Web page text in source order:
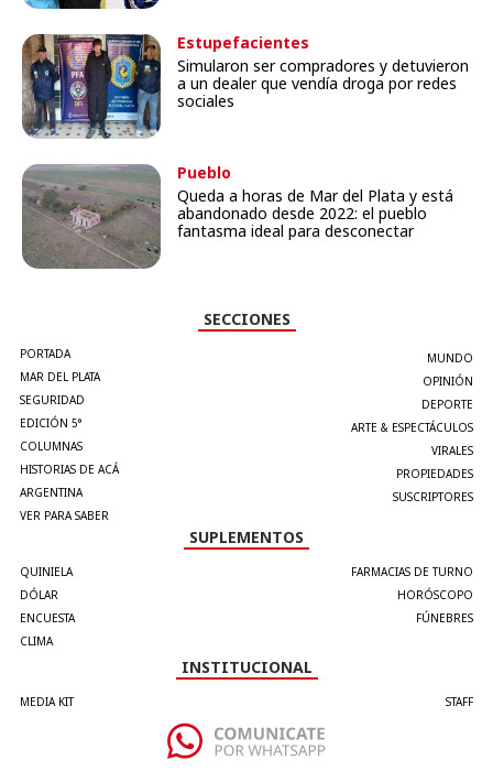
Estupefacientes
Simularon ser compradores y detuvieron
a un dealer que vendía droga por redes
sociales
Pueblo
Queda a horas de Mar del Plata y está
abandonado desde 2022: el pueblo
fantasma ideal para desconectar
SECCIONES
PORTADA
MAR DEL PLATA
SEGURIDAD
EDICIÓN 5°
COLUMNAS
HISTORIAS DE ACÁ
ARGENTINA
VER PARA SABER
MUNDO
OPINIÓN
DEPORTE
ARTE & ESPECTÁCULOS
VIRALES
PROPIEDADES
SUSCRIPTORES
SUPLEMENTOS
QUINIELA
DÓLAR
ENCUESTA
CLIMA
FARMACIAS DE TURNO
HORÓSCOPO
FÚNEBRES
INSTITUCIONAL
MEDIA KIT STAFF